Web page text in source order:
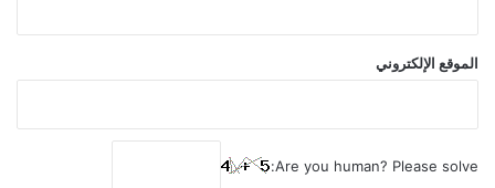
الموقع الإلكتروني
Are you human? Please solve: